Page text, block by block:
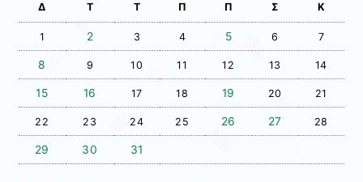
Δ Τ Τ Π Π Σ Κ
1 2 3 4 5 6 7
8 9 10 11 12 13 14
15 16 17 18 19 20 21
22 23 24 25 26 27 28
29 30 31